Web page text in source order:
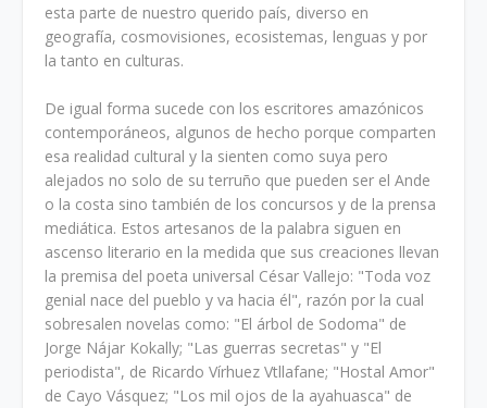
esta parte de nuestro querido país, diverso en
geografía, cosmovisiones, ecosistemas, lenguas y por
la tanto en culturas.
De igual forma sucede con los escritores amazónicos
contemporáneos, algunos de he­cho porque comparten
esa realidad cultural y la sienten como suya pero
alejados no solo de su terruño que pueden ser el Ande
o la costa sino también de los concursos y de la prensa
mediática. Estos artesanos de la palabra siguen en
ascenso literario en la medida que sus creaciones llevan
la premisa del poeta universal César Vallejo: "Toda voz
genial nace del pueblo y va hacia él", razón por la cual
sobresalen novelas como: "El árbol de Sodoma" de
Jorge Nájar Kokally; "Las guerras secretas" y "El
periodista", de Ricardo Vírhuez Vtllafane; "Hostal Amor"
de Cayo Vásquez; "Los mil ojos de la ayahuasca" de